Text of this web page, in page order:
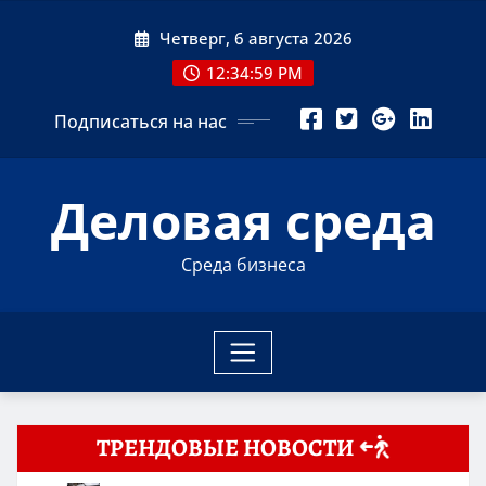
Четверг, 6 августа 2026
12:35:01 PM
Подписаться на нас
Деловая среда
Среда бизнеса
ТРЕНДОВЫЕ НОВОСТИ